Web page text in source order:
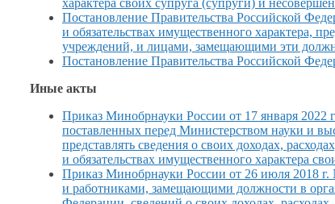
Постановление Правительства Российской
и обязательствах имущественного характера,
учреждений, и лицами, замещающими эти
Постановление Правительства Российской
Иные акты
Приказ Минобрнауки России от 17 января 2022
поставленных перед Министерством науки и
представлять сведения о своих доходах,
и обязательствах имущественного характера
Приказ Минобрнауки России от 26 июля 2018 г.
и работниками, замещающими должности в